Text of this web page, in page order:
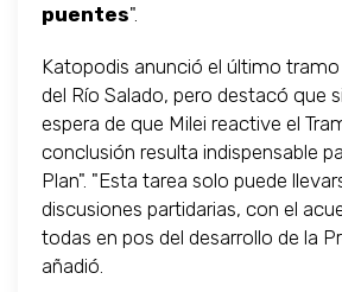
puentes".
Katopodis anunció el último
del Río Salado, pero destacó que
espera de que Milei reactive el
conclusión resulta indispensable
Plan". "Esta tarea solo puede
discusiones partidarias, con el
todas en pos del desarrollo de la
añadió.